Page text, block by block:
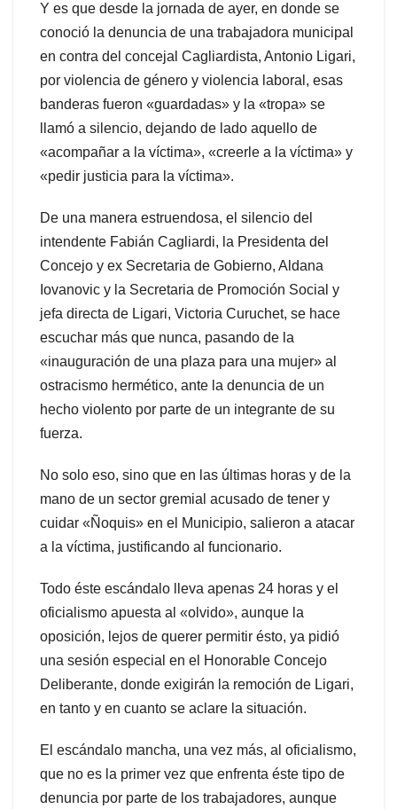
Y es que desde la jornada de ayer, en donde se
conoció la denuncia de una trabajadora municipal
en contra del concejal Cagliardista, Antonio Ligari,
por violencia de género y violencia laboral, esas
banderas fueron «guardadas» y la «tropa» se
llamó a silencio, dejando de lado aquello de
«acompañar a la víctima», «creerle a la víctima» y
«pedir justicia para la víctima».
De una manera estruendosa, el silencio del
intendente Fabián Cagliardi, la Presidenta del
Concejo y ex Secretaria de Gobierno, Aldana
Iovanovic y la Secretaria de Promoción Social y
jefa directa de Ligari, Victoria Curuchet, se hace
escuchar más que nunca, pasando de la
«inauguración de una plaza para una mujer» al
ostracismo hermético, ante la denuncia de un
hecho violento por parte de un integrante de su
fuerza.
No solo eso, sino que en las últimas horas y de la
mano de un sector gremial acusado de tener y
cuidar «Ñoquis» en el Municipio, salieron a atacar
a la víctima, justificando al funcionario.
Todo éste escándalo lleva apenas 24 horas y el
oficialismo apuesta al «olvido», aunque la
oposición, lejos de querer permitir ésto, ya pidió
una sesión especial en el Honorable Concejo
Deliberante, donde exigirán la remoción de Ligari,
en tanto y en cuanto se aclare la situación.
El escándalo mancha, una vez más, al oficialismo,
que no es la primer vez que enfrenta éste tipo de
denuncia por parte de los trabajadores, aunque